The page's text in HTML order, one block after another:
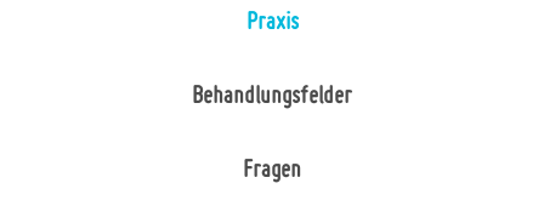
Praxis
Behandlungsfelder
Fragen